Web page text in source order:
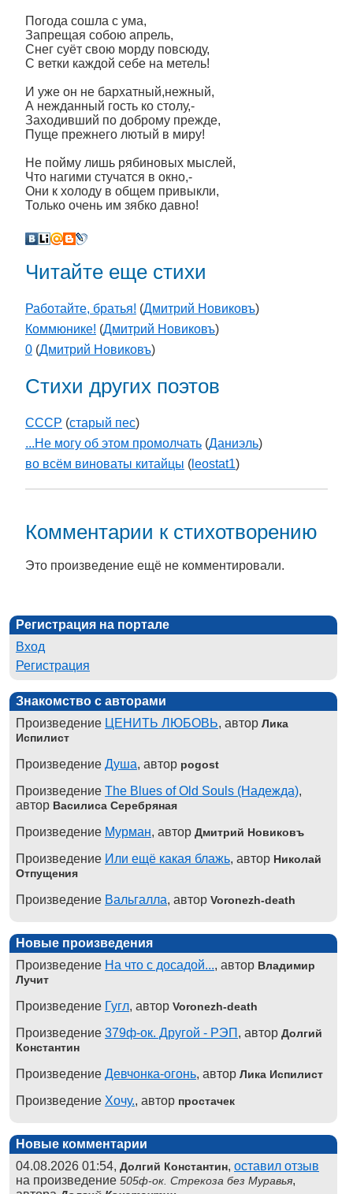
Погода сошла с ума,
Запрещая собою апрель,
Снег суёт свою морду повсюду,
С ветки каждой себе на метель!
И уже он не бархатный,нежный,
А нежданный гость ко столу,-
Заходивший по доброму прежде,
Пуще прежнего лютый в миру!
Не пойму лишь рябиновых мыслей,
Что нагими стучатся в окно,-
Они к холоду в общем привыкли,
Только очень им зябко давно!
Читайте еще стихи
Работайте, братья! (Дмитрий Новиковъ)
Коммюнике! (Дмитрий Новиковъ)
0 (Дмитрий Новиковъ)
Стихи других поэтов
СССР (старый пес)
...Не могу об этом промолчать (Даниэль)
во всём виноваты китайцы ( leostat1)
Комментарии к стихотворению
Это произведение ещё не комментировали.
Регистрация на портале
Вход
Регистрация
Знакомство с авторами
Произведение ЦЕНИТЬ ЛЮБОВЬ, автор Лика
Испилист
Произведение Душа, автор pogost
Произведение The Blues of Old Souls (Надежда),
автор Василиса Серебряная
Произведение Мурман, автор Дмитрий Новиковъ
Произведение Или ещё какая блажь, автор Николай
Отпущения
Произведение Вальгалла, автор Voronezh-death
Новые произведения
Произведение На что с досадой..., автор Владимир
Лучит
Произведение Гугл, автор Voronezh-death
Произведение 379ф-ок. Другой - РЭП , автор Долгий
Константин
Произведение Девчонка-огонь, автор Лика Испилист
Произведение Хочу., автор простачек
Новые комментарии
04.08.2026 01:54, Долгий Константин, оставил отзыв
на произведение 505ф-ок. Стрекоза без Муравья,